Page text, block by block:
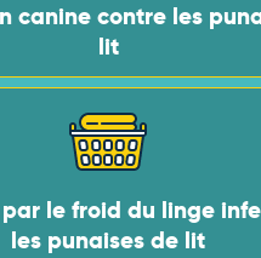
canine contre les
lit
le froid du linge
les punaises de lit